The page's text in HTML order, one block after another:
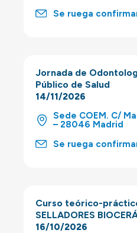
Se ruega
Jornada de
Público de Salud
14/11/2026
Sede COEM. C/
– 28046 Madrid
Se ruega
Curso teórico-
SELLADORES
16/10/2026